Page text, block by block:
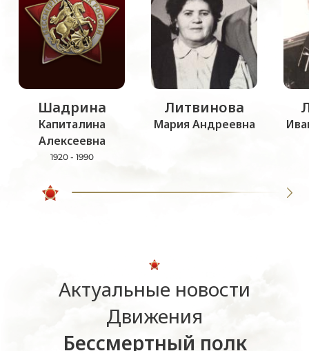
Шадрина
Капиталина
Алексеевна
1920 - 1990
Литвинова
Мария Андреевна
Актуальные новости
Движения
Бессмертный полк